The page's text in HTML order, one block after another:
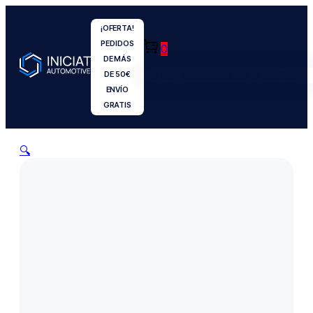
¡OFERTA!
PEDIDOS
DE MÁS
DE 50€
ENVÍO
GRATIS
0
🔍